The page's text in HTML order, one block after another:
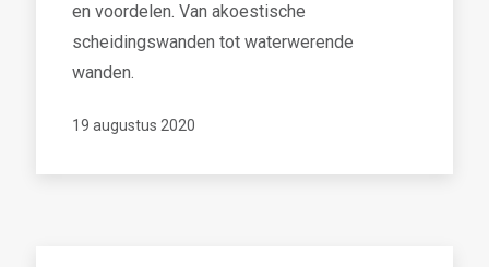
en voordelen. Van akoestische
scheidingswanden tot waterwerende
wanden.
19 augustus 2020